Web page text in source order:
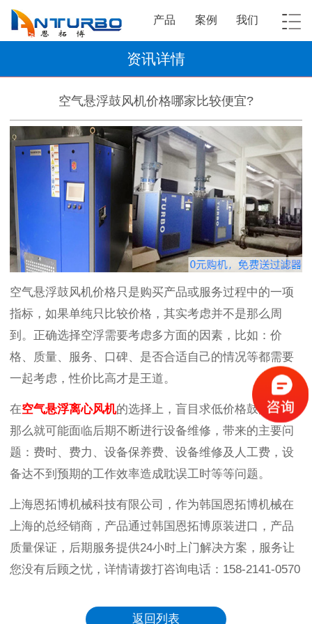
产品 案例 我们
资讯详情
空气悬浮鼓风机价格哪家比较便宜?
空气悬浮鼓风机价格只是购买产品或服务过程中的一项
指标，如果单纯只比较价格，其实考虑并不是那么周
到。正确选择空浮需要考虑多方面的因素，比如：价
格、质量、服务、口碑、是否合适自己的情况等都需要
一起考虑，性价比高才是王道。
在空气悬浮离心风机的选择上，盲目求低价格鼓风机，
那么就可能面临后期不断进行设备维修，带来的主要问
题：费时、费力、设备保养费、设备维修及人工费，设
备达不到预期的工作效率造成耽误工时等等问题。
上海恩拓博机械科技有限公司，作为韩国恩拓博机械在
上海的总经销商，产品通过韩国恩拓博原装进口，产品
质量保证，后期服务提供24小时上门解决方案，服务让
您没有后顾之忧，详情请拨打咨询电话：158-2141-0570
返回列表